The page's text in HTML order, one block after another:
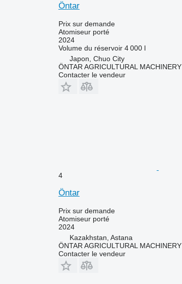
Öntar
Prix sur demande
Atomiseur porté
2024
Volume du réservoir 4 000 l
Japon, Chuo City
ÖNTAR AGRICULTURAL MACHINERY
Contacter le vendeur
4
Öntar
Prix sur demande
Atomiseur porté
2024
Kazakhstan, Astana
ÖNTAR AGRICULTURAL MACHINERY
Contacter le vendeur